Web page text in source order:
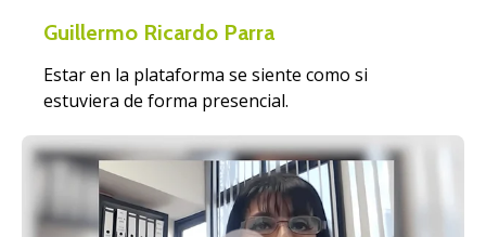
Guillermo Ricardo Parra
Estar en la plataforma se siente como si
estuviera de forma presencial.